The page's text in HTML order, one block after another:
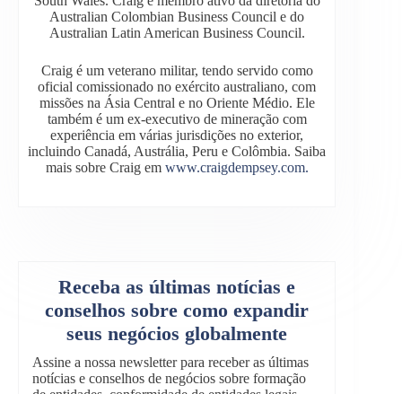
Australian Colombian Business Council e do
Australian Latin American Business Council.
Craig é um veterano militar, tendo servido como
oficial comissionado no exército australiano, com
missões na Ásia Central e no Oriente Médio. Ele
também é um ex-executivo de mineração com
experiência em várias jurisdições no exterior,
incluindo Canadá, Austrália, Peru e Colômbia. Saiba
mais sobre Craig em www.craigdempsey.com.
Receba as últimas notícias e
conselhos sobre como expandir
seus negócios globalmente
Assine a nossa newsletter para receber as últimas
notícias e conselhos de negócios sobre formação